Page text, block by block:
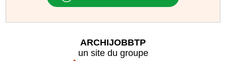
ARCHIJOBBTP
un site du groupe